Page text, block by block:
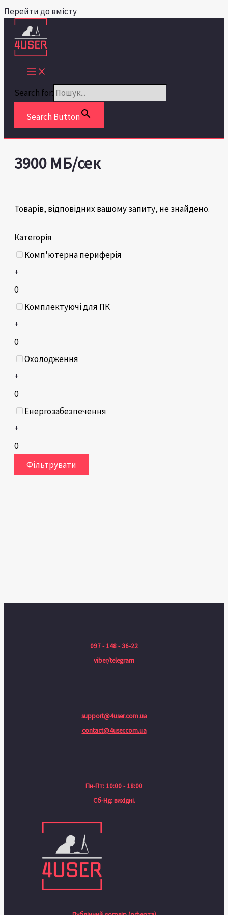
Перейти до вмісту
Search for:
Search Button
Категорія
Комп'ютерна периферія
+
0
Комплектуючі для ПК
+
0
Охолодження
+
0
Енергозабезпечення
+
0
Фільтрувати
3900 МБ/сек
Товарів, відповідних вашому запиту, не знайдено.
097 - 148 - 36-22
viber/telegram
support@4user.com.ua
contact@4user.com.ua
Пн-Пт: 10:00 - 18:00
Сб-Нд: вихідні.